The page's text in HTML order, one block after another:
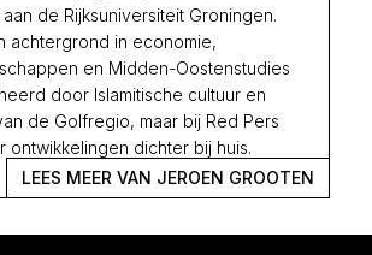
de Rijksuniversiteit Groningen.
achtergrond in economie,
en Midden-Oostenstudies
door Islamitische cultuur en
de Golfregio, maar bij Red Pers
ontwikkelingen dichter bij huis.
LEES MEER VAN JEROEN GROOTEN